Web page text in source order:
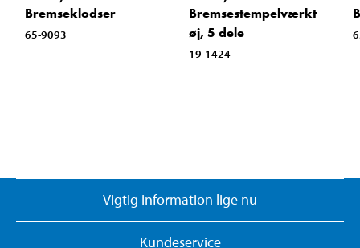
Bremseklodser
65-9093
Bremsestempelværkt
øj, 5 dele
19-1424
Vigtig information lige nu
Kundeservice